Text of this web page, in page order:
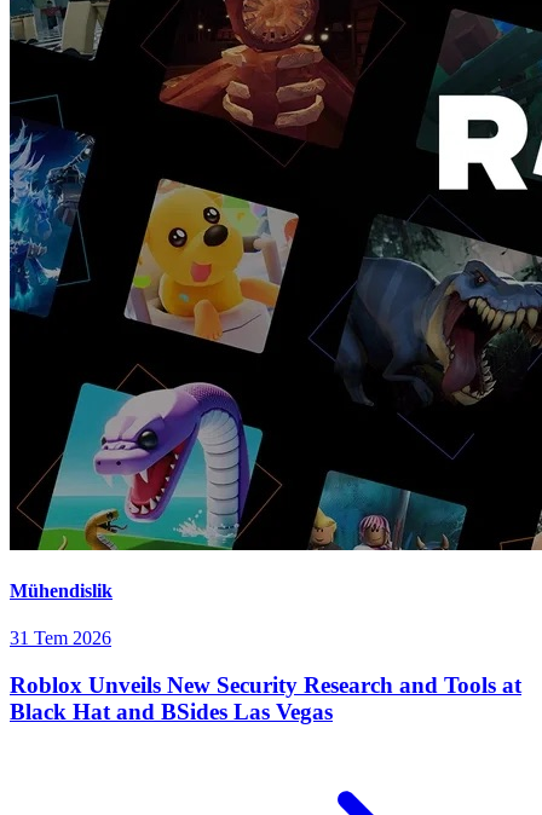
Mühendislik
31 Tem 2026
Roblox Unveils New Security Research and Tools at
Black Hat and BSides Las Vegas